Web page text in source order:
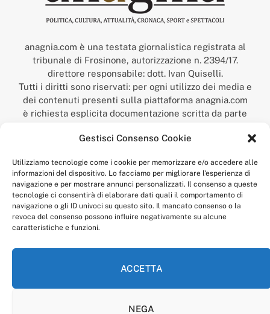
Gestisci Consenso Cookie
Utilizziamo tecnologie come i cookie per memorizzare e/o accedere alle
informazioni del dispositivo. Lo facciamo per migliorare l'esperienza di
navigazione e per mostrare annunci personalizzati. Il consenso a queste
tecnologie ci consentirà di elaborare dati quali il comportamento di
navigazione o gli ID univoci su questo sito. Il mancato consenso o la
revoca del consenso possono influire negativamente su alcune
caratteristiche e funzioni.
ACCETTA
NEGA
anagnia.com è una testata giornalistica registrata al
tribunale di Frosinone, autorizzazione n. 2394/17.
direttore responsabile: dott. Ivan Quiselli.
Tutti i diritti sono riservati: per ogni utilizzo dei media e
dei contenuti presenti sulla piattaforma anagnia.com
è richiesta esplicita documentazione scritta da parte
“Anagnia” è un marchio registrato presso l’Ufficio Italiano
Economico,
num. registrazione: 302017000014044 del 9 febbraio 2017.
Per contatti:redazione@anagnia.com